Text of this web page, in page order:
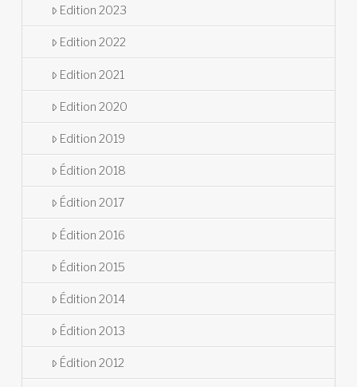
Edition 2023
Edition 2022
Edition 2021
Edition 2020
Edition 2019
Édition 2018
Édition 2017
Édition 2016
Édition 2015
Édition 2014
Édition 2013
Édition 2012